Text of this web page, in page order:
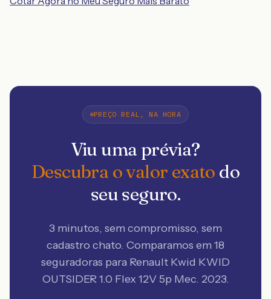
PREÇO REAL, NA HORA
Viu uma prévia?
Descubra o valor exato do
seu seguro.
3 minutos, sem compromisso, sem
cadastro chato. Comparamos em 18
seguradoras para Renault Kwid KWID
OUTSIDER 1.0 Flex 12V 5p Mec. 2023.